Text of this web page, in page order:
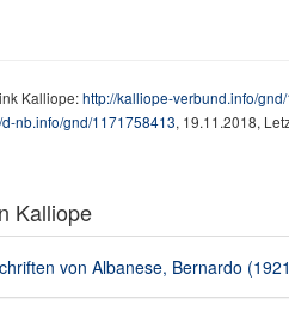
Kalliope:http://kalliope-verbund.info/
d-nb.info/gnd/1171758413, 19.11.2018,
Kalliope
von Albanese, Bernardo